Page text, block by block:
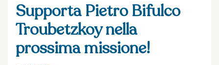
Supporta Pietro Bifulco
Troubetzkoy nella
prossima missione!